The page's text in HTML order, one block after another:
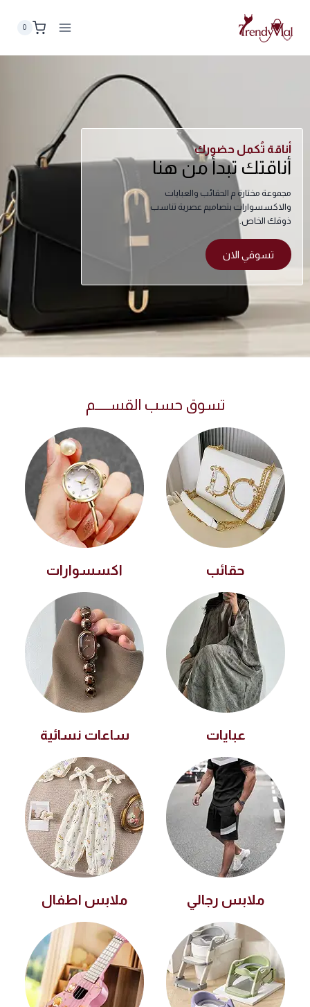
0
أناقة تُكمل حضورك
أناقتك تبدأ من هنا
مجموعة مختارة م الحقائب والعبايات
والاكسسوارات بتصاميم عصرية تناسب
ذوقك الخاص.
تسوقي الان
تسوق حسب القســـــم
حقائب اكسسوارات
عبايات ساعات نسائية
ملابس رجالي ملابس اطفال